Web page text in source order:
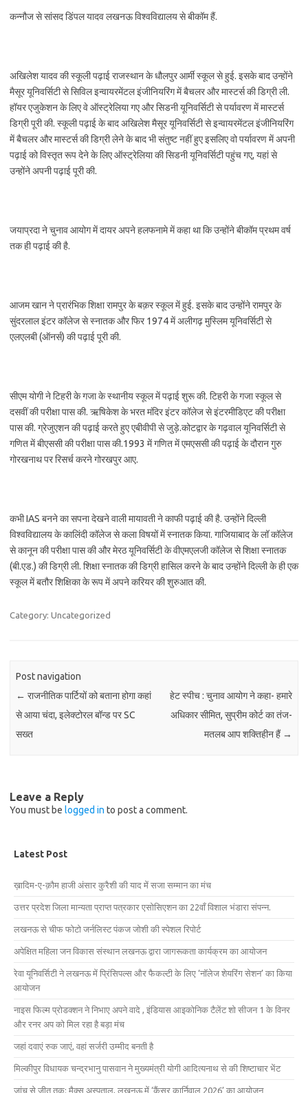
कन्नौज से सांसद डिंपल यादव लखनऊ विश्वविद्यालय से बीकॉम हैं.
अखिलेश यादव की स्कूली पढ़ाई राजस्थान के धौलपुर आर्मी स्कूल से हुई. इसके बाद उन्होंने
मैसूर यूनिवर्सिटी से सिविल इन्वायरमेंटल इंजीनियरिंग में बैचलर और मास्टर्स की डिग्री ली.
हॉयर एजुकेशन के लिए वे ऑस्ट्रेलिया गए और सिडनी यूनिवर्सिटी से पर्यावरण में मास्टर्स
डिग्री पूरी की. स्कूली पढ़ाई के बाद अखिलेश मैसूर यूनिवर्सिटी से इन्वायरमेंटल इंजीनियरिंग
में बैचलर और मास्टर्स की डिग्री लेने के बाद भी संतुष्ट नहीं हुए इसलिए वो पर्यावरण में अपनी
पढ़ाई को विस्तृत रूप देने के लिए ऑस्ट्रेलिया की सिडनी यूनिवर्सिटी पहुंच गए, यहां से
उन्होंने अपनी पढ़ाई पूरी की.
जयाप्रदा ने चुनाव आयोग में दायर अपने हलफनामे में कहा था कि उन्होंने बीकॉम प्रथम वर्ष
तक ही पढ़ाई की है.
आजम खान ने प्रारंभिक शिक्षा रामपुर के बक़र स्‍कूल में हुई. इसके बाद उन्होंने रामपुर के
सुंदरलाल इंटर कॉलेज से स्‍नातक और फिर 1974 में अलीगढ़ मुस्लिम यूनिवर्सिटी से
एलएलबी (ऑनर्स) की पढ़ाई पूरी की.
सीएम योगी ने टिहरी के गजा के स्थानीय स्कूल में पढ़ाई शुरू की. टिहरी के गजा स्कूल से
दसवीं की परीक्षा पास की. ऋषिकेश के भरत मंदिर इंटर कॉलेज से इंटरमीडिएट की परीक्षा
पास की. ग्रेजुएशन की पढ़ाई करते हुए एबीवीपी से जुड़े.कोटद्वार के गढ़वाल यूनिवर्सिटी से
गणित में बीएससी की परीक्षा पास की.1993 में गणित में एमएससी की पढ़ाई के दौरान गुरु
गोरखनाथ पर रिसर्च करने गोरखपुर आए.
कभी IAS बनने का सपना देखने वाली मायावती ने काफी पढ़ाई की है. उन्होंने दिल्ली
विश्वविद्यालय के कालिंदी कॉलेज से कला विषयों में स्नातक किया. गाजियाबाद के लॉ कॉलेज
से कानून की परीक्षा पास की और मेरठ यूनिवर्सिटी के वीएमएलजी कॉलेज से शिक्षा स्नातक
(बी.एड.) की डिग्री ली. शिक्षा स्नातक की डिग्री हासिल करने के बाद उन्होंने दिल्ली के ही एक
स्कूल में बतौर शिक्षिका के रूप में अपने करियर की शुरुआत की.
Category: Uncategorized
Post navigation
← राजनीतिक पार्टियों को बताना होगा कहां
से आया चंदा, इलेक्टोरल बॉन्ड पर SC
सख्त
हेट स्पीच : चुनाव आयोग ने कहा- हमारे
अधिकार सीमित, सुप्रीम कोर्ट का तंज-
मतलब आप शक्तिहीन हैं →
Leave a Reply
You must be logged in to post a comment.
Latest Post
ख़ादिम-ए-क़ौम हाजी अंसार कुरैशी की याद में सजा सम्मान का मंच
उत्तर प्रदेश जिला मान्यता प्राप्त पत्रकार एसोसिएशन का 22वाँ विशाल भंडारा संपन्न.
लखनऊ से चीफ फोटो जर्नलिस्ट पंकज जोशी की स्पेशल रिपोर्ट
अपेक्षित महिला जन विकास संस्थान लखनऊ द्वारा जागरूकता कार्यक्रम का आयोजन
रेवा यूनिवर्सिटी ने लखनऊ में प्रिंसिपल्स और फैकल्टी के लिए ‘नॉलेज शेयरिंग सेशन’ का किया
आयोजन
नाइस फिल्म प्रोडक्शन ने निभाए अपने वादे , इंडियास आइकोनिक टैलेंट शो सीजन 1 के विनर
और रनर अप को मिल रहा है बड़ा मंच
जहां दवाएं रुक जाएं, वहां सर्जरी उम्मीद बनती है
मिल्कीपुर विधायक चन्द्रभानु पासवान ने मुख्यमंत्री योगी आदित्यनाथ से की शिष्टाचार भेंट
जांच से जीत तक: मैक्स अस्पताल, लखनऊ में ‘कैंसर कार्निवाल 2026’ का आयोजन